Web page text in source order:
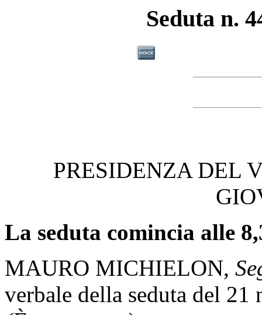
Seduta n.
PRESIDENZA DEL
La seduta comincia alle
MAURO MICHIELON,
verbale della seduta del 21